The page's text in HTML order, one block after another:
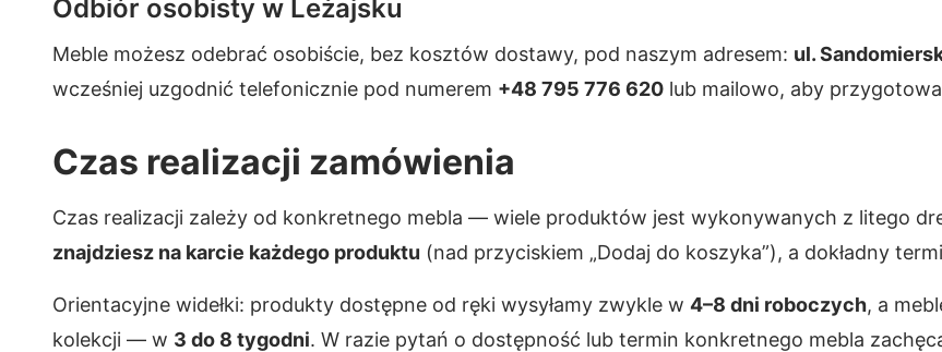
Odbiór osobisty w Leżajsku
Meble możesz odebrać osobiście, bez kosztów dostawy, pod naszym adresem: ul.
wcześniej uzgodnić telefonicznie pod numerem +48 795 776 620 lub mailowo, aby
Czas realizacji zamówienia
Czas realizacji zależy od konkretnego mebla — wiele produktów jest wykonywanych z litego
znajdziesz na karcie każdego produktu (nad przyciskiem „Dodaj do koszyka”), a dokładny
Orientacyjne widełki: produkty dostępne od ręki wysyłamy zwykle w 4–8 dni roboczych, a
kolekcji — w 3 do 8 tygodni. W razie pytań o dostępność lub termin konkretnego mebla